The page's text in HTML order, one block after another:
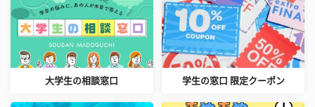
大学生の相談窓口 学生の窓口 限定クーポン